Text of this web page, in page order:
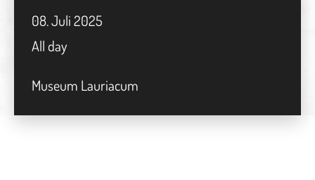
08.Juli2025
All day
Museum Lauriacum